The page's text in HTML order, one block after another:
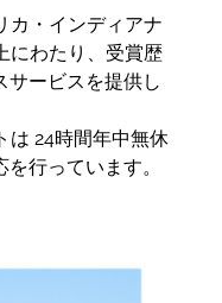
カ・インディアナ
にわたり、受賞歴
サービスを提供し
は 24時間年中無休
行っています。